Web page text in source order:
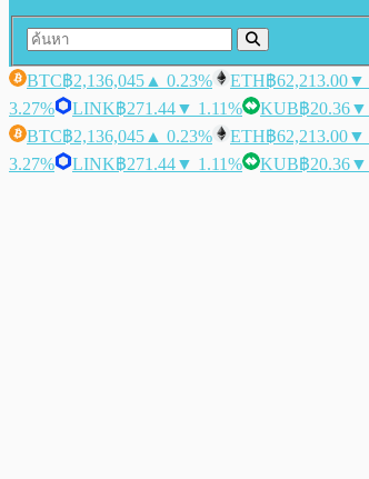
BTC฿2,136,045 ▲ 0.23% ETH฿62,213.00▼
3.27%
LINK฿271.44▼ 1.11% KUB฿20.36▼
BTC฿2,136,045 ▲ 0.23% ETH฿62,213.00▼
3.27%
LINK฿271.44▼ 1.11% KUB฿20.36▼